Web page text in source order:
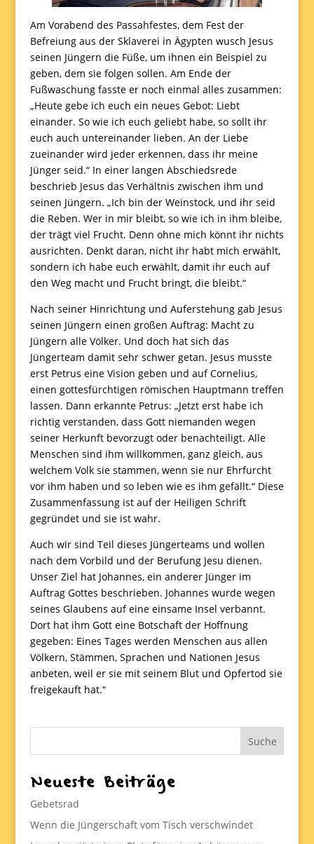
Am Vorabend des Passahfestes, dem Fest der
Befreiung aus der Sklaverei in Ägypten wusch Jesus
seinen Jüngern die Füße, um ihnen ein Beispiel zu
geben, dem sie folgen sollen. Am Ende der
Fußwaschung fasste er noch einmal alles zusammen:
„Heute gebe ich euch ein neues Gebot: Liebt
einander. So wie ich euch geliebt habe, so sollt ihr
euch auch untereinander lieben. An der Liebe
zueinander wird jeder erkennen, dass ihr meine
Jünger seid.“ In einer langen Abschiedsrede
beschrieb Jesus das Verhältnis zwischen ihm und
seinen Jüngern. „Ich bin der Weinstock, und ihr seid
die Reben. Wer in mir bleibt, so wie ich in ihm bleibe,
der trägt viel Frucht. Denn ohne mich könnt ihr nichts
ausrichten. Denkt daran, nicht ihr habt mich erwählt,
sondern ich habe euch erwählt, damit ihr euch auf
den Weg macht und Frucht bringt, die bleibt.“
Nach seiner Hinrichtung und Auferstehung gab Jesus
seinen Jüngern einen großen Auftrag: Macht zu
Jüngern alle Völker. Und doch hat sich das
Jüngerteam damit sehr schwer getan. Jesus musste
erst Petrus eine Vision geben und auf Cornelius,
einen gottesfürchtigen römischen Hauptmann treffen
lassen. Dann erkannte Petrus: „Jetzt erst habe ich
richtig verstanden, dass Gott niemanden wegen
seiner Herkunft bevorzugt oder benachteiligt. Alle
Menschen sind ihm willkommen, ganz gleich, aus
welchem Volk sie stammen, wenn sie nur Ehrfurcht
vor ihm haben und so leben wie es ihm gefällt.“ Diese
Zusammenfassung ist auf der Heiligen Schrift
gegründet und sie ist wahr.
Auch wir sind Teil dieses Jüngerteams und wollen
nach dem Vorbild und der Berufung Jesu dienen.
Unser Ziel hat Johannes, ein anderer Jünger im
Auftrag Gottes beschrieben. Johannes wurde wegen
seines Glaubens auf eine einsame Insel verbannt.
Dort hat ihm Gott eine Botschaft der Hoffnung
gegeben: Eines Tages werden Menschen aus allen
Völkern, Stämmen, Sprachen und Nationen Jesus
anbeten, weil er sie mit seinem Blut und Opfertod sie
freigekauft hat.“
Neueste Beiträge
Gebetsrad
Wenn die Jüngerschaft vom Tisch verschwindet